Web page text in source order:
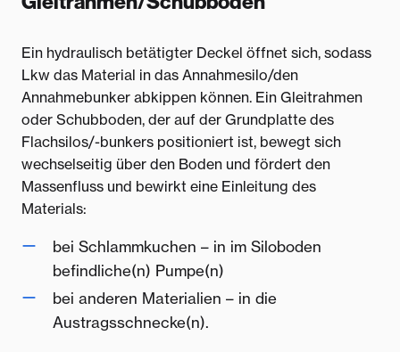
Ein hydraulisch betätigter Deckel öffnet sich, sodass
Lkw das Material in das Annahmesilo/den
Annahmebunker abkippen können. Ein Gleitrahmen
oder Schubboden, der auf der Grundplatte des
Flachsilos/-bunkers positioniert ist, bewegt sich
wechselseitig über den Boden und fördert den
Massenfluss und bewirkt eine Einleitung des
Materials:
bei Schlammkuchen – in im Siloboden
befindliche(n) Pumpe(n)
bei anderen Materialien – in die
Austragsschnecke(n).